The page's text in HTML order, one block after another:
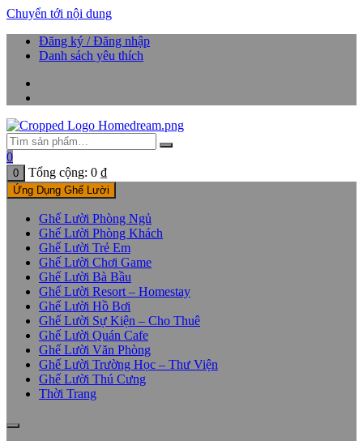
Chuyển tới nội dung
Đăng ký / Đăng nhập
Danh sách yêu thích
0
0 Tổng cộng: 0 ₫
Ứng Dụng Ghế Lười
Ghế Lười Phòng Ngủ
Ghế Lười Phòng Khách
Ghế Lười Trẻ Em
Ghế Lười Chơi Game
Ghế Lười Bà Bầu
Ghế Lười Resort – Homestay
Ghế Lười Hồ Bơi
Ghế Lười Sự Kiện – Cho Thuê
Ghế Lười Quán Cafe
Ghế Lười Văn Phòng
Ghế Lười Trường Học – Thư Viện
Ghế Lười Thú Cưng
Thời Trang